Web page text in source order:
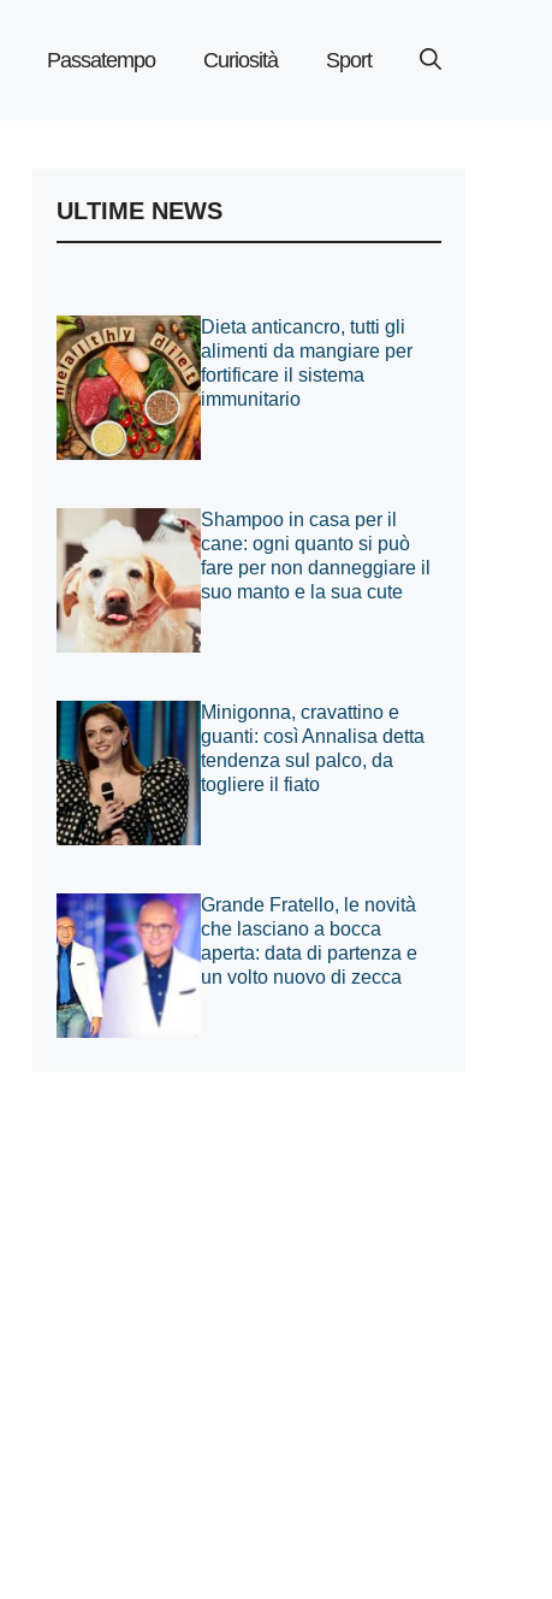
Passatempo Curiosità Sport
ULTIME NEWS
Dieta anticancro, tutti gli
alimenti da mangiare per
fortificare il sistema
immunitario
Shampoo in casa per il
cane: ogni quanto si può
fare per non danneggiare il
suo manto e la sua cute
Minigonna, cravattino e
guanti: così Annalisa detta
tendenza sul palco, da
togliere il fiato
Grande Fratello, le novità
che lasciano a bocca
aperta: data di partenza e
un volto nuovo di zecca